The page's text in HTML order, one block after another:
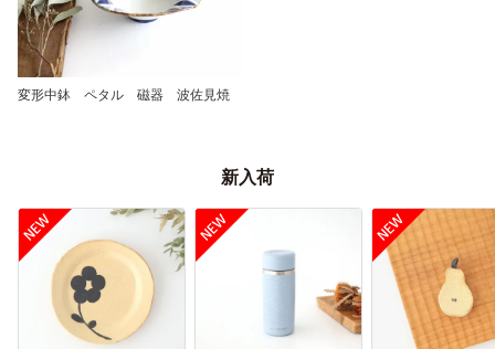
変形中鉢 ペタル 磁器 波佐見焼
新入荷